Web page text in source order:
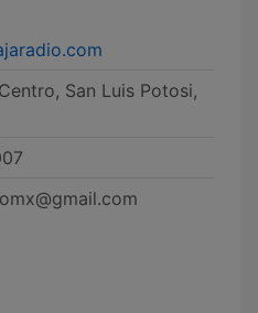
San Luis Potosi,